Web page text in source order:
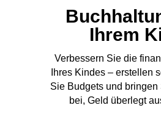
Verbessern Sie die
Ihres Kindes – erstellen
Sie Budgets und bringen
bei, Geld überlegt
Ihrem